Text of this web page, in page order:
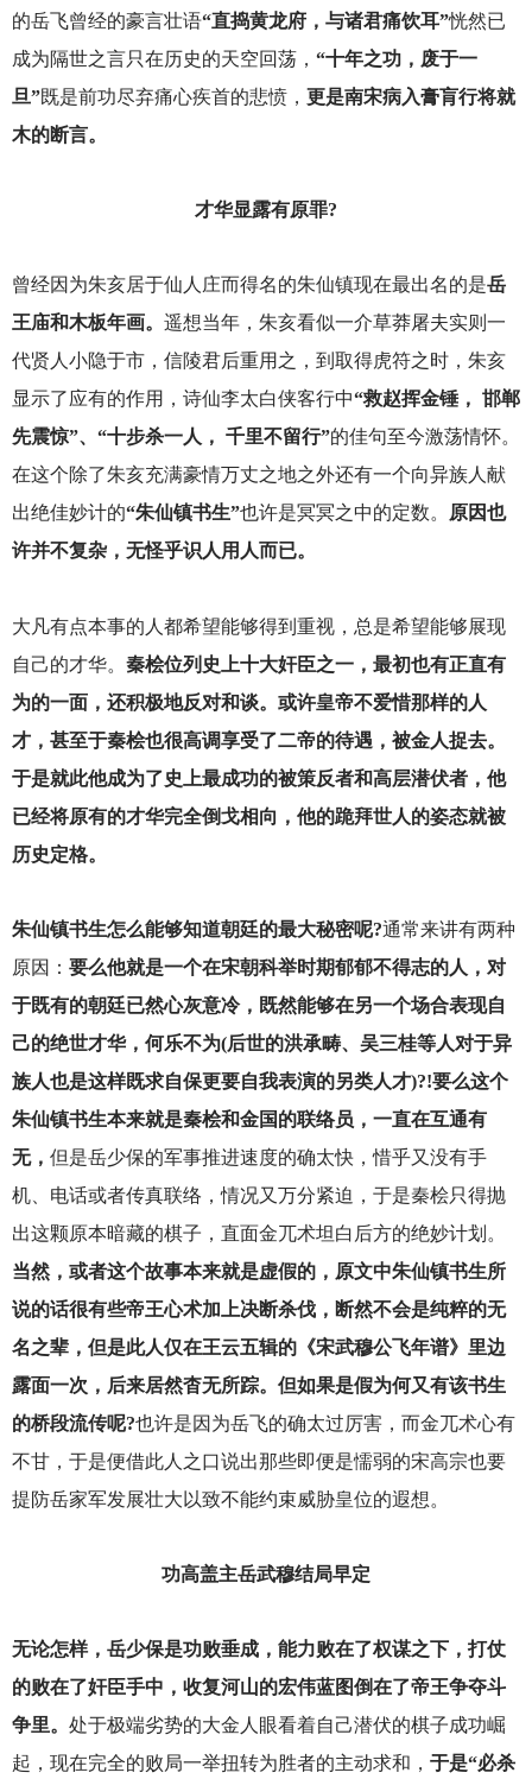
的岳飞曾经的豪言壮语“直捣黄龙府，与诸君痛饮耳”恍然已
成为隔世之言只在历史的天空回荡， “十年之功，废于一
旦”既是前功尽弃痛心疾首的悲愤， 更是南宋病入膏肓行将就
木的断言。
才华显露有原罪?
曾经因为朱亥居于仙人庄而得名的朱仙镇现在最出名的是岳
王庙和木板年画。 遥想当年，朱亥看似一介草莽屠夫实则一
代贤人小隐于市，信陵君后重用之，到取得虎符之时，朱亥
显示了应有的作用，诗仙李太白侠客行中“救赵挥金锤， 邯郸
先震惊”、“十步杀一人， 千里不留行”的佳句至今激荡情怀。
在这个除了朱亥充满豪情万丈之地之外还有一个向异族人献
出绝佳妙计的“朱仙镇书生”也许是冥冥之中的定数。 原因也
许并不复杂，无怪乎识人用人而已。
大凡有点本事的人都希望能够得到重视，总是希望能够展现
自己的才华。 秦桧位列史上十大奸臣之一，最初也有正直有
为的一面，还积极地反对和谈。或许皇帝不爱惜那样的人
才，甚至于秦桧也很高调享受了二帝的待遇，被金人捉去。
于是就此他成为了史上最成功的被策反者和高层潜伏者，他
已经将原有的才华完全倒戈相向，他的跪拜世人的姿态就被
历史定格。
朱仙镇书生怎么能够知道朝廷的最大秘密呢?通常来讲有两种
原因： 要么他就是一个在宋朝科举时期郁郁不得志的人，对
于既有的朝廷已然心灰意冷，既然能够在另一个场合表现自
己的绝世才华，何乐不为(后世的洪承畴、吴三桂等人对于异
族人也是这样既求自保更要自我表演的另类人才)?!要么这个
朱仙镇书生本来就是秦桧和金国的联络员，一直在互通有
无， 但是岳少保的军事推进速度的确太快，惜乎又没有手
机、电话或者传真联络，情况又万分紧迫，于是秦桧只得抛
出这颗原本暗藏的棋子，直面金兀术坦白后方的绝妙计划。
当然，或者这个故事本来就是虚假的，原文中朱仙镇书生所
说的话很有些帝王心术加上决断杀伐，断然不会是纯粹的无
名之辈，但是此人仅在王云五辑的《宋武穆公飞年谱》里边
露面一次，后来居然杳无所踪。但如果是假为何又有该书生
的桥段流传呢?也许是因为岳飞的确太过厉害，而金兀术心有
不甘，于是便借此人之口说出那些即便是懦弱的宋高宗也要
提防岳家军发展壮大以致不能约束威胁皇位的遐想。
功高盖主岳武穆结局早定
无论怎样，岳少保是功败垂成，能力败在了权谋之下，打仗
的败在了奸臣手中，收复河山的宏伟蓝图倒在了帝王争夺斗
争里。 处于极端劣势的大金人眼看着自己潜伏的棋子成功崛
起，现在完全的败局一举扭转为胜者的主动求和， 于是“必杀